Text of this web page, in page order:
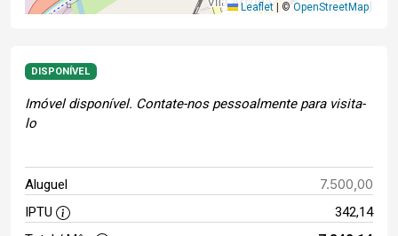
Leaflet ©OpenStreetMap
DISPONÍVEL
Imóvel disponível. Contate-nos pessoalmente para visita-
lo
Aluguel 7.500,00
IPTU
342,14